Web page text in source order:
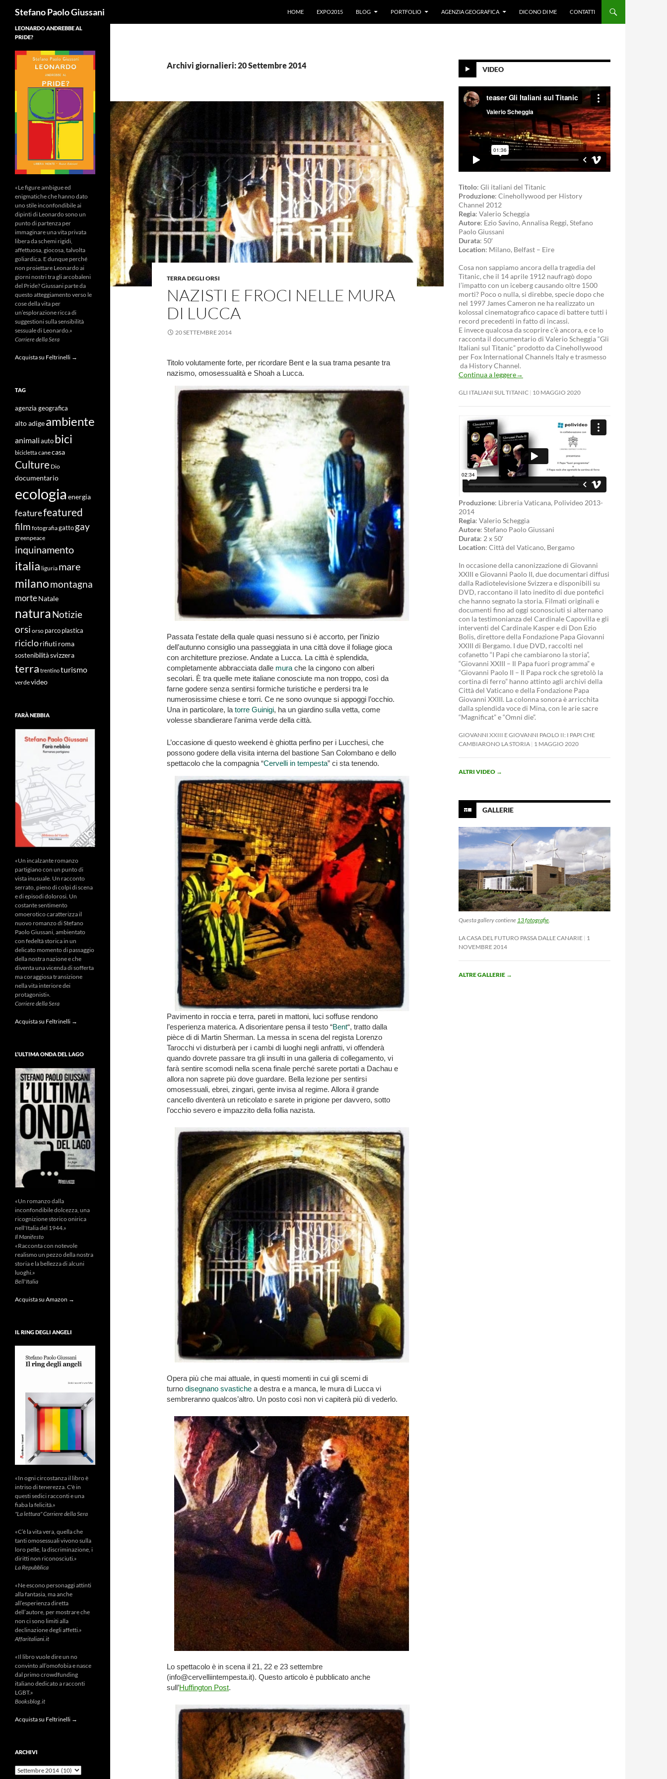
Stefano Paolo Giussani
HOME
EXPO2015 BLOG PORTFOLIO AGENZIA GEOGRAFICA DICONO DI ME CONTATTI
Archivi giornalieri: 20 Settembre 2014
TERRA DEGLI ORSI
NAZISTI E FROCI NELLE MURA
DI LUCCA
20 SETTEMBRE 2014
Titolo volutamente forte, per ricordare Bent e la sua trama pesante tra
nazismo, omosessualità e Shoah a Lucca.
Passata l’estate della quale quasi nessuno si è accorto, per l’inizio
dell’autunno consiglio una passeggiata in una città dove il foliage gioca
con architetture preziose. Andate a Lucca. La città è splendida,
completamente abbracciata dalle mura che la cingono con alberi
secolari. È tra quelle mete italiane conosciute ma non troppo, così da
farne godere senza sentirsi formiche turistiche e perdersi tra le
numerosissime chiese e torri. Ce ne sono ovunque si appoggi l’occhio.
Una in particolare, la torre Guinigi, ha un giardino sulla vetta, come
volesse sbandierare l’anima verde della città.
L’occasione di questo weekend è ghiotta perfino per i Lucchesi, che
possono godere della visita interna del bastione San Colombano e dello
spettacolo che la compagnia “Cervelli in tempesta” ci sta tenendo.
Pavimento in roccia e terra, pareti in mattoni, luci soffuse rendono
l’esperienza materica. A disorientare pensa il testo “Bent“, tratto dalla
pièce di di Martin Sherman. La messa in scena del regista Lorenzo
Tarocchi vi disturberà per i cambi di luoghi negli anfratti, vi offenderà
quando dovrete passare tra gli insulti in una galleria di collegamento, vi
farà sentire scomodi nella scena finale perché sarete portati a Dachau e
allora non saprete più dove guardare. Bella lezione per sentirsi
omosessuali, ebrei, zingari, gente invisa al regime. Allora il grande
cancello diventerà un reticolato e sarete in prigione per davvero, sotto
l’occhio severo e impazzito della follia nazista.
Opera più che mai attuale, in questi momenti in cui gli scemi di
turno disegnano svastiche a destra e a manca, le mura di Lucca vi
sembreranno qualcos’altro. Un posto così non vi capiterà più di vederlo.
Lo spettacolo è in scena il 21, 22 e 23 settembre
(info@cervelliintempesta.it). Questo articolo è pubblicato anche
sull’Huffington Post.
VIDEO
Titolo: Gli italiani del Titanic
Produzione: Cinehollywood per History
Channel 2012
Regia: Valerio Scheggia
Autore: Ezio Savino, Annalisa Reggi, Stefano
Paolo Giussani
Durata: 50′
Location: Milano, Belfast – Eire
Cosa non sappiamo ancora della tragedia del
Titanic, che il 14 aprile 1912 naufragò dopo
l’impatto con un iceberg causando oltre 1500
morti? Poco o nulla, si direbbe, specie dopo che
nel 1997 James Cameron ne ha realizzato un
kolossal cinematografico capace di battere tutti i
record precedenti in fatto di incassi.
E invece qualcosa da scoprire c’è ancora, e ce lo
racconta il documentario di Valerio Scheggia “Gli
Italiani sul Titanic” prodotto da Cinehollywood
per Fox International Channels Italy e trasmesso
da History Channel.
Continua a leggere→
GLI ITALIANI SUL TITANIC 10 MAGGIO 2020
Produzione: Libreria Vaticana, Polivideo 2013-
2014
Regia: Valerio Scheggia
Autore: Stefano Paolo Giussani
Durata: 2 x 50′
Location: Città del Vaticano, Bergamo
In occasione della canonizzazione di Giovanni
XXIII e Giovanni Paolo II, due documentari diffusi
dalla Radiotelevisione Svizzera e disponibili su
DVD, raccontano il lato inedito di due pontefici
che hanno segnato la storia. Filmati originali e
documenti fino ad oggi sconosciuti si alternano
con la testimonianza del Cardinale Capovilla e gli
interventi del Cardinale Kasper e di Don Ezio
Bolis, direttore della Fondazione Papa Giovanni
XXIII di Bergamo. I due DVD, raccolti nel
cofanetto “I Papi che cambiarono la storia”,
“Giovanni XXIII – Il Papa fuori programma” e
“Giovanni Paolo II – Il Papa rock che sgretolò la
cortina di ferro” hanno attinto agli archivi della
Città del Vaticano e della Fondazione Papa
Giovanni XXIII. La colonna sonora è arricchita
dalla splendida voce di Mina, con le arie sacre
“Magnificat” e “Omni die”.
GIOVANNI XXIII E GIOVANNI PAOLO II: I PAPI CHE
CAMBIARONO LA STORIA 1 MAGGIO 2020
ALTRI VIDEO →
GALLERIE
Questa gallery contiene 13 fotografie.
LA CASA DEL FUTURO PASSA DALLE CANARIE 1
NOVEMBRE 2014
ALTRE GALLERIE →
LEONARDO ANDREBBE AL
PRIDE?
«Le figure ambigue ed
enigmatiche che hanno dato
uno stile inconfondibile ai
dipinti di Leonardo sono un
punto di partenza per
immaginare una vita privata
libera da schemi rigidi,
affettuosa, giocosa, talvolta
goliardica. E dunque perché
non proiettare Leonardo ai
giorni nostri tra gli arcobaleni
del Pride? Giussani parte da
questo atteggiamento verso le
cose della vita per
un’esplorazione ricca di
suggestioni sulla sensibilità
sessuale di Leonardo.»
Corriere della Sera
Acquista su Feltrinelli →
TAG
agenzia geografica
alto adigeambiente
animali auto bici
bicicletta canecasa
Culture Dio
documentario
ecologia energia
featurefeatured
film fotografiagatto gay
greenpeace
inquinamento
italia liguria mare
milanomontagna
morteNatale
naturaNotizie
orsi orso parco plastica
riciclorifiuti roma
sostenibilità svizzera
terra trentinoturismo
verdevideo
FARÀ NEBBIA
«Un incalzante romanzo
partigiano con un punto di
vista inusuale. Un racconto
serrato, pieno di colpi di scena
e di episodi dolorosi. Un
costante sentimento
omoerotico caratterizza il
nuovo romanzo di Stefano
Paolo Giussani, ambientato
con fedeltà storica in un
delicato momento di passaggio
della nostra nazione e che
diventa una vicenda di sofferta
ma coraggiosa transizione
nella vita interiore dei
protagonisti».
Corriere della Sera
Acquista su Feltrinelli →
L’ULTIMA ONDA DEL LAGO
«Un romanzo dalla
inconfondibile dolcezza, una
ricognizione storico onirica
nell'Italia del 1944.»
Il Manifesto
«Racconta con notevole
realismo un pezzo della nostra
storia e la bellezza di alcuni
luoghi.»
Bell'Italia
Acquista su Amazon →
IL RING DEGLI ANGELI
«In ogni circostanza il libro è
intriso di tenerezza. C'è in
questi sedici racconti e una
fiaba la felicità.»
"La lettura" Corriere della Sera
«C’è la vita vera, quella che
tanti omosessuali vivono sulla
loro pelle, la discriminazione, i
diritti non riconosciuti.»
La Repubblica
«Ne escono personaggi attinti
alla fantasia, ma anche
all’esperienza diretta
dell’autore, per mostrare che
non ci sono limiti alla
declinazione degli affetti.»
Affaritaliani.it
«Il libro vuole dire un no
convinto all’omofobia e nasce
dal primo crowdfunding
italiano dedicato a racconti
LGBT.»
Booksblog.it
Acquista su Feltrinelli →
ARCHIVI
Archivi